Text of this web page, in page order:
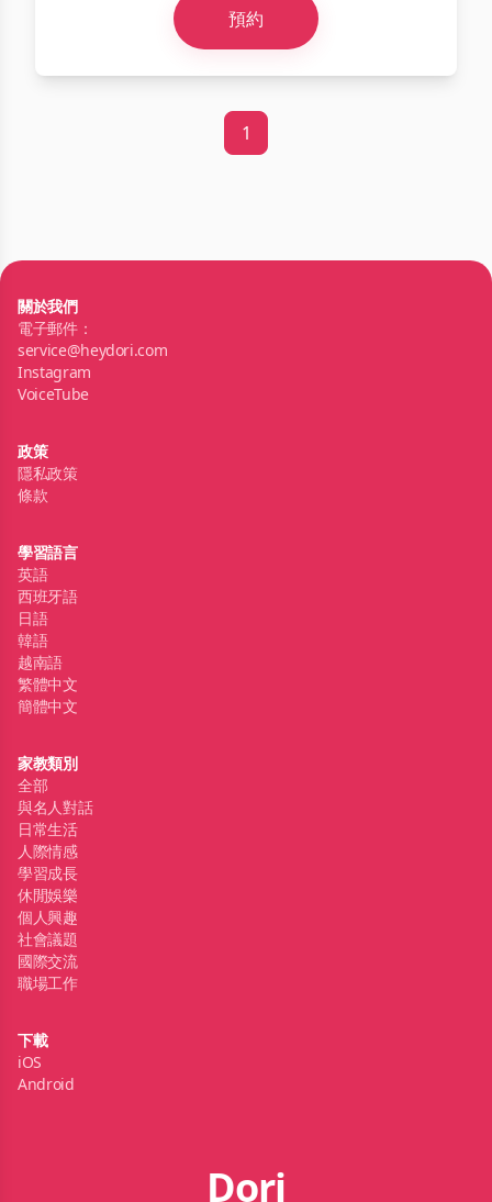
預約
1
關於我們
電子郵件：
service@heydori.com
Instagram
VoiceTube
政策
隱私政策
條款
學習語言
英語
西班牙語
日語
韓語
越南語
繁體中文
簡體中文
家教類別
全部
與名人對話
日常生活
人際情感
學習成長
休閒娛樂
個人興趣
社會議題
國際交流
職場工作
下載
iOS
Android
Dori